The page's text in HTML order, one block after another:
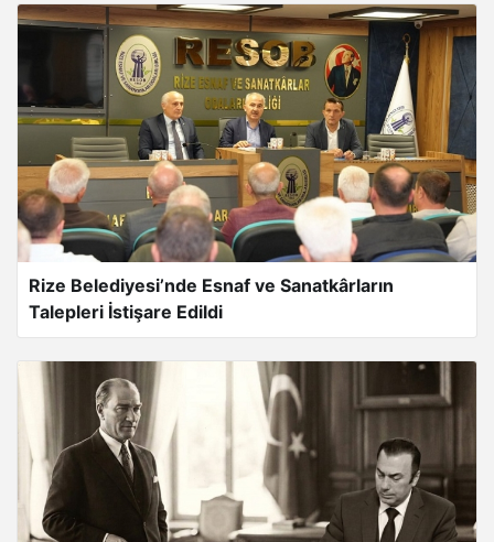
Rize Belediyesi’nde Esnaf ve Sanatkârların
Talepleri İstişare Edildi